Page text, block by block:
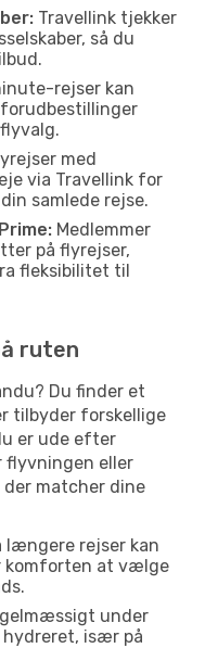
Travellink tjekker
så du
rejser kan
med
via Travellink for
samlede rejse.
Medlemmer
på flyrejser,
fleksibilitet til
ruten
Du finder et
tilbyder forskellige
er ude efter
flyvningen eller
der matcher dine
længere rejser kan
komforten at vælge
under
især på